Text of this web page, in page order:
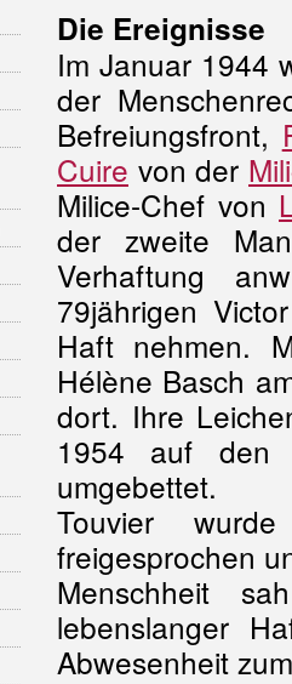
Die Ereignisse
Im Januar 1944
der
Befreiungsfront,
Cuire von der
Milice-Chef von
der zweite
Verhaftung
79jährigen
Haft nehmen.
Hélène Basch
dort. Ihre
1954 auf den
umgebettet.
Touvier
freigesprochen
Menschheit
lebenslanger
Abwesenheit